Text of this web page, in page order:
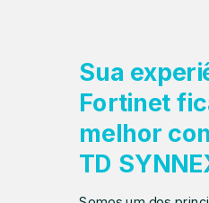
Sua
Fortinet
melhor
TD